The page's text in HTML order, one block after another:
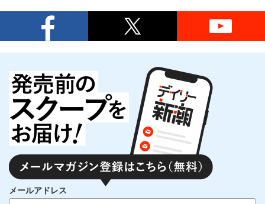
メールアドレス